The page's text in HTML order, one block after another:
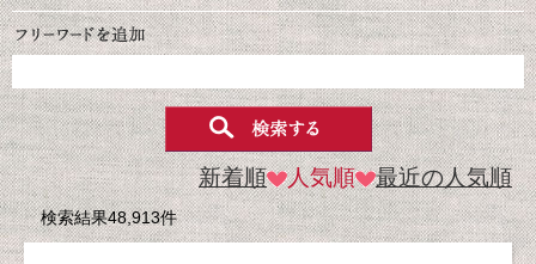
新着順 人気順 最近の人気順
検索結果48,913件